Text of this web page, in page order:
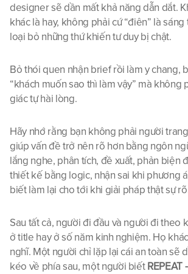
designer sẽ dần mất khả năng dẫn dắt.
khác là hay, không phải cứ “điên” là
loại bỏ những thứ khiến tư duy bị chật.
Bỏ thói quen nhận brief rồi làm y chang,
“khách muốn sao thì làm vậy” mà không
giác tự hài lòng.
Hãy nhớ rằng bạn không phải người
giúp vấn đề trở nên rõ hơn bằng ngôn
lắng nghe, phân tích, đề xuất, phản biện
thiết kế bằng logic, nhận sai khi phương
biết làm lại cho tới khi giải pháp thật sự
Sau tất cả, người đi đầu và người đi theo
ở title hay ở số năm kinh nghiệm. Họ
nghĩ. Một người chỉ lặp lại cái an toàn sẽ
kéo về phía sau, một người biết REPEAT